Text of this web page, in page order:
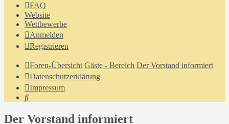
FAQ
Website
Wettbewerbe
Anmelden
Registrieren
Foren-Übersicht Gäste - Bereich Der Vorstand informiert
Datenschutzerklärung
Impressum
Suche
Der Vorstand informiert